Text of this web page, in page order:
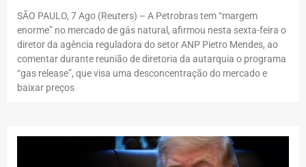
SÃO PAULO, 7 Ago (Reuters) – A Petrobras tem “margem
enorme” no mercado de gás natural, afirmou nesta sexta-feira o
diretor da agência reguladora do setor ANP Pietro Mendes, ao
comentar durante reunião de diretoria da autarquia o programa
“gas release”, que visa uma desconcentração do mercado e
baixar preços